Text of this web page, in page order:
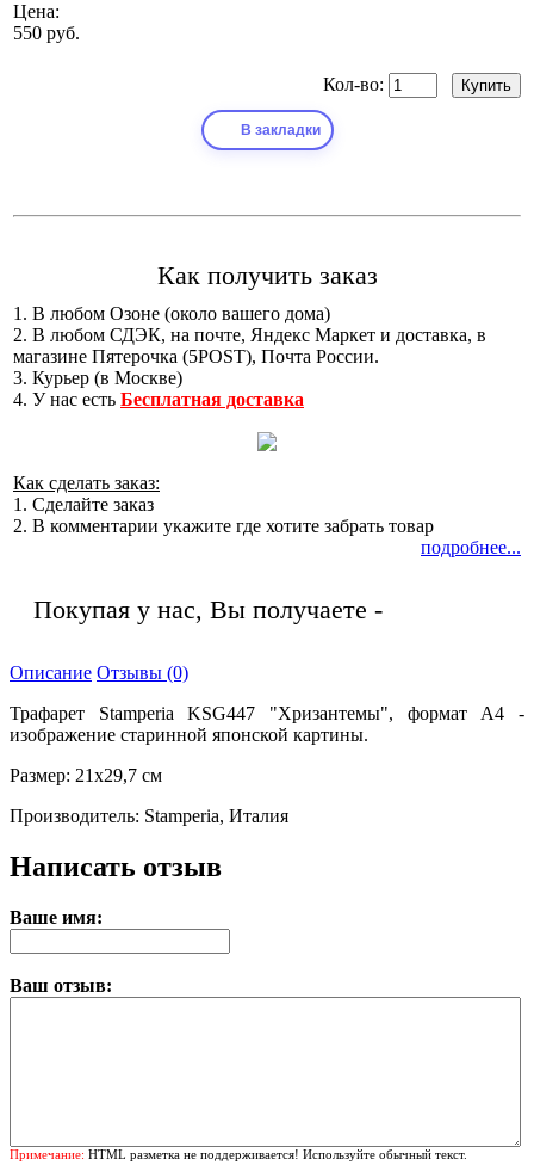
Цена:
550 руб.
Кол-во:
В закладки
Как получить заказ
1. В любом Озоне (около вашего дома)
2. В любом СДЭК, на почте, Яндекс Маркет и доставка, в
магазине Пятерочка (5POST), Почта России.
3. Курьер (в Москве)
4. У нас есть Бесплатная доставка
Как сделать заказ:
1. Сделайте заказ
2. В комментарии укажите где хотите забрать товар
подробнее...
Покупая у нас, Вы получаете -
Описание Отзывы (0)
Трафарет Stamperia KSG447 "Хризантемы", формат А4 -
изображение старинной японской картины.
Размер: 21х29,7 см
Производитель: Stamperia, Италия
Написать отзыв
Ваше имя:
Ваш отзыв:
Примечание: HTML разметка не поддерживается! Используйте обычный текст.